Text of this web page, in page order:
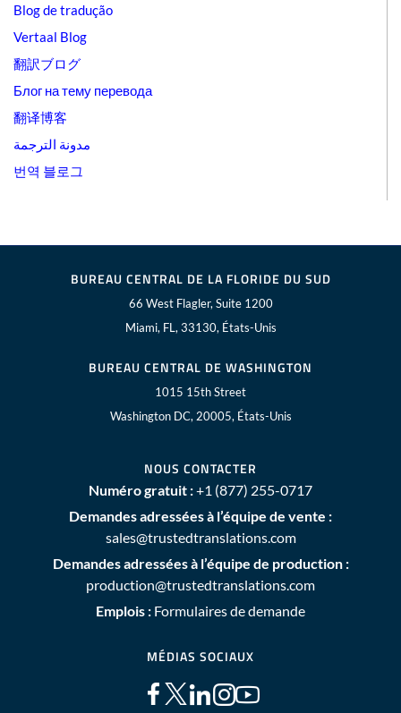
Blog de tradução
Vertaal Blog
翻訳ブログ
Блог на тему перевода
翻译博客
مدونة الترجمة
번역 블로그
BUREAU CENTRAL DE LA FLORIDE DU SUD
66 West Flagler, Suite 1200
Miami, FL, 33130, États-Unis
BUREAU CENTRAL DE WASHINGTON
1015 15th Street
Washington DC, 20005, États-Unis
NOUS CONTACTER
Numéro gratuit :+1 (877) 255-0717
Demandes adressées à l’équipe de vente :
sales@trustedtranslations.com
Demandes adressées à l’équipe de production :
production@trustedtranslations.com
Emplois : Formulaires de demande
MÉDIAS SOCIAUX